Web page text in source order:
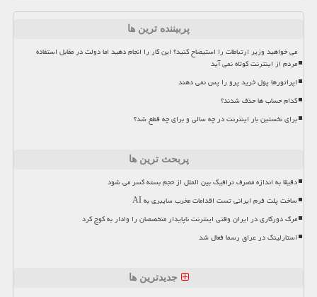
پربیننده ترین ها
می خواهید وزیر ارتباطات را استیضاح کنید؟ این کار را انجام دهید اما دولت در مقابل استفاده
مردم از اینترنت کوتاه نمی آید
اپراتورها پول خرید پرو را پس نمی دهند
کدام حساب ها حذف شدند؟
برای نخستین بار اینترنت در چه سالی و برای چه قطع شد؟
پربحث ترین ها
دقیقا به اندازه مصرف ترافیک بین الملل از حجم بسته کسر می شود
ساخت پلت فرم ایرانی تست اقدامات مخرب سایبری به AI
مرگ دورکاری در ایران وقتی اینترنت ناپایدار متخصصان را وادار به کوچ کرد
استارلینک در عراق رسما فعال شد
جدیدترین ها